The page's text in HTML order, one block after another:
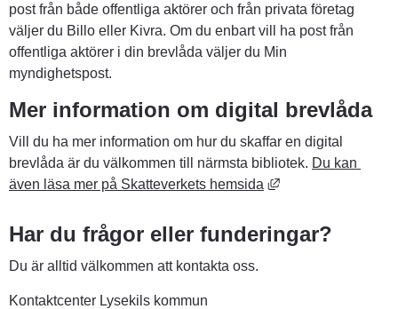
post från både offentliga aktörer och från privata företag
väljer du Billo eller Kivra. Om du enbart vill ha post från
offentliga aktörer i din brevlåda väljer du Min
myndighetspost.
Mer information om digital brevlåda
Vill du ha mer information om hur du skaffar en digital
brevlåda är du välkommen till närmsta bibliotek. Du kan
även läsa mer på Skatteverkets hemsida
Länk till annan
Har du frågor eller funderingar?
Du är alltid välkommen att kontakta oss.
Kontaktcenter Lysekils kommun